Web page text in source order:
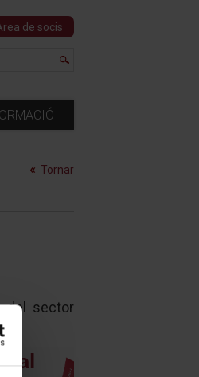
de socis
Tornar
del sector